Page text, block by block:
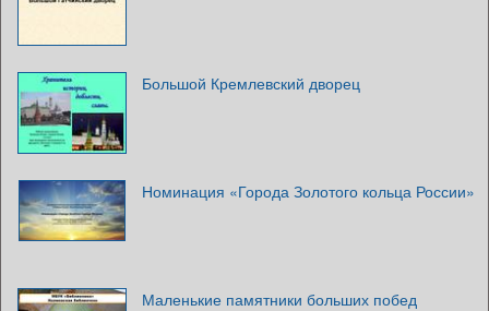
Большой Кремлевский дворец
Номинация «Города Золотого кольца России»
Маленькие памятники больших побед